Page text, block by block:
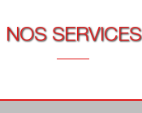
NOS SERVICES